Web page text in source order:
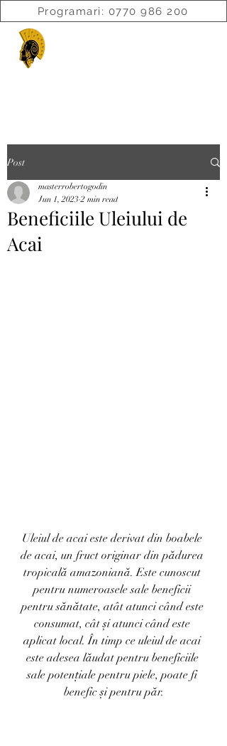
Programari: 0770 986 200
Post
Beneficiile Uleiului de
Acai
masterrobertogodin
Jun 1, 2023 2 min read
Uleiul de acai este derivat din boabele
de acai, un fruct originar din pădurea
tropicală amazoniană. Este cunoscut
pentru numeroasele sale beneficii
pentru sănătate, atât atunci când este
consumat, cât și atunci când este
aplicat local. În timp ce uleiul de acai
este adesea lăudat pentru beneficiile
sale potențiale pentru piele, poate fi
benefic și pentru păr.